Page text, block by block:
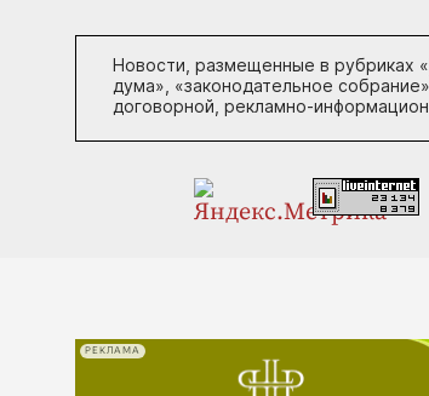
Новости, размещенные в рубриках «
дума», «законодательное
договорной, рекламно-
РЕКЛАМА